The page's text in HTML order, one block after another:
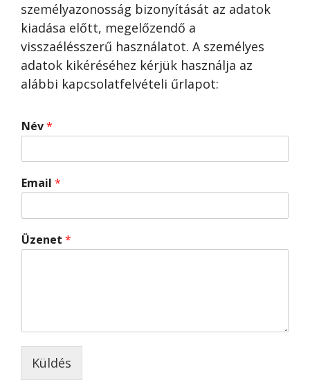
személyazonosság bizonyítását az adatok
kiadása előtt, megelőzendő a
visszaélésszerű használatot. A személyes
adatok kikéréséhez kérjük használja az
alábbi kapcsolatfelvételi űrlapot:
Név*
Email *
Üzenet *
Küldés